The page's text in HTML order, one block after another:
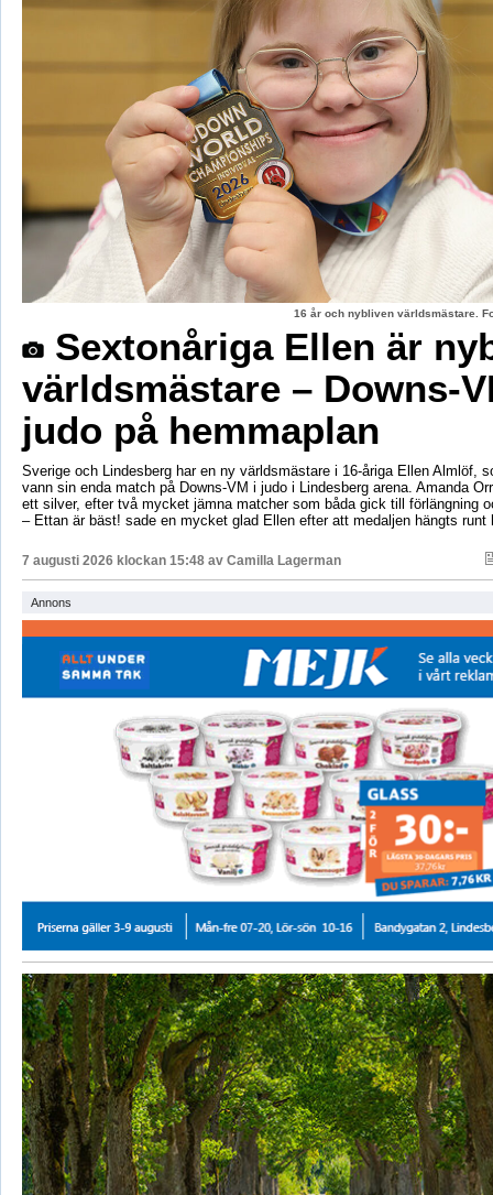
16 år och nybliven världsmästare.
Sextonåriga Ellen är
världsmästare – Downs-
judo på hemmaplan
Sverige och Lindesberg har en ny världsmästare i 16-åriga Ellen Almlöf,
vann sin enda match på Downs-VM i judo i Lindesberg arena. Amanda
ett silver, efter två mycket jämna matcher som båda gick till förlängning
– Ettan är bäst! sade en mycket glad Ellen efter att medaljen hängts runt
7 augusti 2026 klockan 15:48 av Camilla Lagerman
Annons